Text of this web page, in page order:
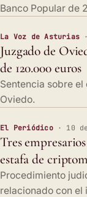
Banco Popular de
La Voz de Asturias
Juzgado de
de 120.000 euros
Sentencia sobre
Oviedo.
El Periódico· 10
Tres
estafa de
Procedimiento
relacionado con el